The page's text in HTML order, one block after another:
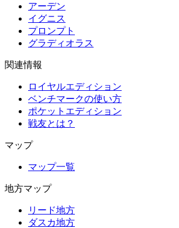
アーデン
イグニス
プロンプト
グラディオラス
関連情報
ロイヤルエディション
ベンチマークの使い方
ポケットエディション
戦友とは？
マップ
マップ一覧
地方マップ
リード地方
ダスカ地方